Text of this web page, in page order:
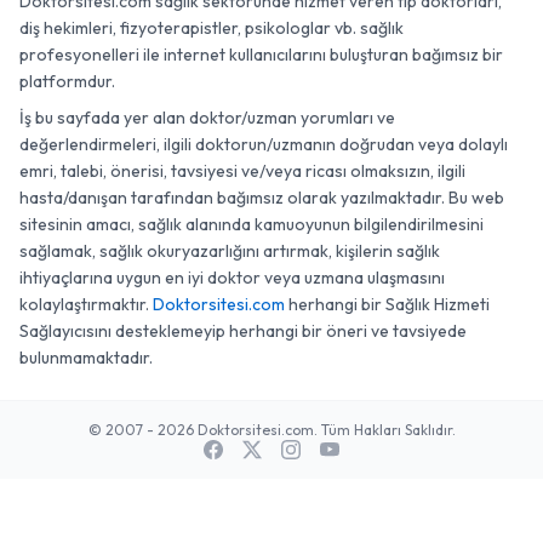
diş hekimleri, fizyoterapistler, psikologlar vb. sağlık
profesyonelleri ile internet kullanıcılarını buluşturan bağımsız bir
platformdur.
İş bu sayfada yer alan doktor/uzman yorumları ve
değerlendirmeleri, ilgili doktorun/uzmanın doğrudan veya dolaylı
emri, talebi, önerisi, tavsiyesi ve/veya ricası olmaksızın, ilgili
hasta/danışan tarafından bağımsız olarak yazılmaktadır. Bu web
sitesinin amacı, sağlık alanında kamuoyunun bilgilendirilmesini
sağlamak, sağlık okuryazarlığını artırmak, kişilerin sağlık
ihtiyaçlarına uygun en iyi doktor veya uzmana ulaşmasını
kolaylaştırmaktır. Doktorsitesi.com herhangi bir Sağlık Hizmeti
Sağlayıcısını desteklemeyip herhangi bir öneri ve tavsiyede
bulunmamaktadır.
© 2007 - 2026 Doktorsitesi.com. Tüm Hakları Saklıdır.